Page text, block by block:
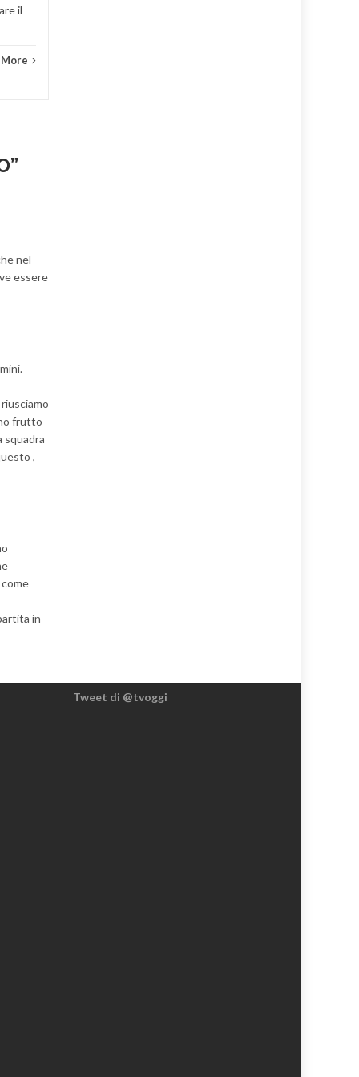
il
More
”
nel
essere
frutto
squadra
,
in
Tweet di @tvoggi